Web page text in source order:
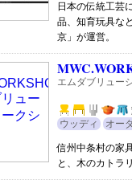
日本の伝統工芸
品、知育玩具な
京」が運営。
エムダブリュー
ウッディ オー
信州中条村の家
と、木のカトラ